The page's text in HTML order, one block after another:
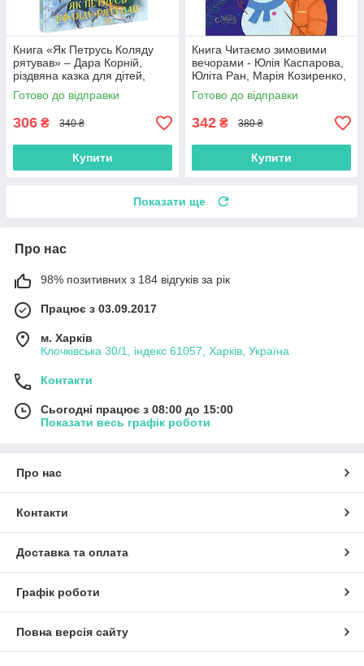
Книга «Як Петрусь Коляду
рятував» – Дара Корній,
різдвяна казка для дітей,
зимова історія, українська
книга (9786170979926)
Готово до відправки
306 ₴ 340 ₴
Купити
Книга Читаємо зимовими
вечорами - Юлія Каспарова,
Юліта Ран, Марія Козиренко,
Ганна Макуліна, Інна
Конопленко, Катерина
Тіхозора
Готово до відправки
342 ₴ 380 ₴
Купити
Показати ще
Про нас
98% позитивних з 184 відгуків за рік
Працює з 03.09.2017
м. Харків
Клочківська 30/1, індекс 61057, Харків, Україна
Контакти
Сьогодні працює з 08:00 до 15:00
Показати весь графік роботи
Про нас
Контакти
Доставка та оплата
Графік роботи
Повна версія сайту